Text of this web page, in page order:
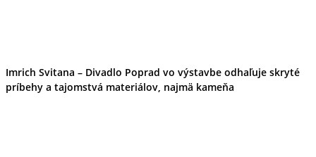
Imrich Svitana – Divadlo Poprad vo výstavbe odhaľuje skryté
príbehy a tajomstvá materiálov, najmä kameňa